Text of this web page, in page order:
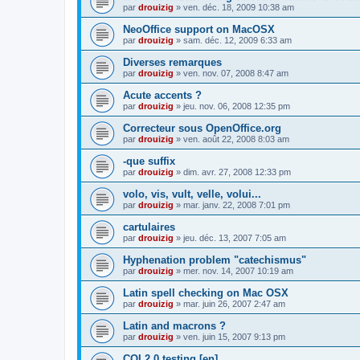
par drouizig » ven. déc. 18, 2009 10:38 am
NeoOffice support on MacOSX
par drouizig » sam. déc. 12, 2009 6:33 am
Diverses remarques
par drouizig » ven. nov. 07, 2008 8:47 am
Acute accents ?
par drouizig » jeu. nov. 06, 2008 12:35 pm
Correcteur sous OpenOffice.org
par drouizig » ven. août 22, 2008 8:03 am
-que suffix
par drouizig » dim. avr. 27, 2008 12:33 pm
volo, vis, vult, velle, volui...
par drouizig » mar. janv. 22, 2008 7:01 pm
cartulaires
par drouizig » jeu. déc. 13, 2007 7:05 am
Hyphenation problem "catechismus"
par drouizig » mer. nov. 14, 2007 10:19 am
Latin spell checking on Mac OSX
par drouizig » mar. juin 26, 2007 2:47 am
Latin and macrons ?
par drouizig » ven. juin 15, 2007 9:13 pm